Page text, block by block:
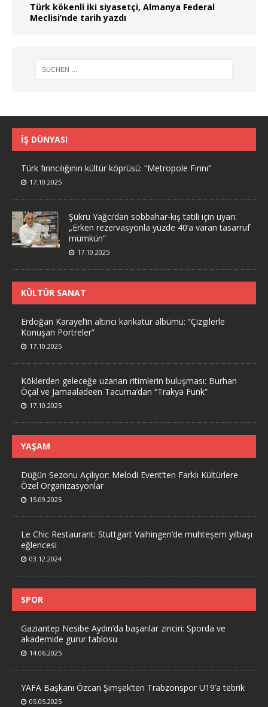
Türk kökenli iki siyasetçi, Almanya Federal
Meclisi’nde tarih yazdı
İŞ DÜNYASI
Türk fırıncılığının kültür köprüsü: “Metropole Fırını”
17.10.2025
Şükrü Yağcı’dan sobbahar-kış tatili için uyarı:
„Erken rezervasyonla yüzde 40’a varan tasarruf
mümkün“
17.10.2025
KÜLTÜR SANAT
Erdoğan Karayel’in altıncı karikatür albümü: “Çizgilerle
Konuşan Portreler”
17.10.2025
Köklerden geleceğe uzanan ritimlerin buluşması: Burhan
Öçal ve Jamaaladeen Tacuma’dan “Trakya Funk”
17.10.2025
YAŞAM
Düğün Sezonu Açılıyor: Melodi Event’ten Farklı Kültürlere
Özel Organizasyonlar
15.09.2025
Le Chic Restaurant: Stuttgart Vaihingen’de muhteşem yılbaşı
eğlencesi
03.12.2024
SPOR
Gaziantep Nesibe Aydın’da başarılar zinciri: Sporda ve
akademide gurur tablosu
14.06.2025
YAFA Başkanı Özcan Şimşek’ten Trabzonspor U19’a tebrik
05.05.2025